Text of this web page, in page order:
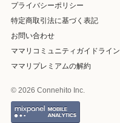
プライバシーポリシー
特定商取引法に基づく表記
お問い合わせ
ママリコミュニティガイドライン
ママリプレミアムの解約
© 2026 Connehito Inc.